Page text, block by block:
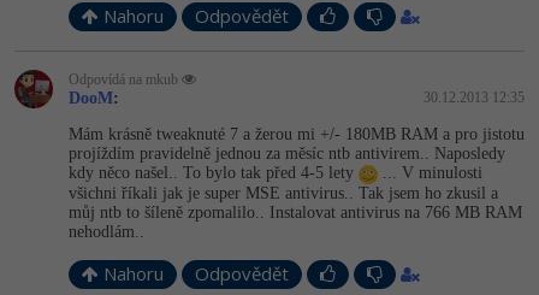
Nahoru Odpovědět
Odpovídá na mkub
DooM: 30.12.2013 12:35
Mám krásně tweaknuté 7 a žerou mi +/- 180MB RAM a pro jistotu
projíždím pravidelně jednou za měsíc ntb antivirem.. Naposledy
kdy něco našel.. To bylo tak před 4-5 lety
... V minulosti
všichni říkali jak je super MSE antivirus.. Tak jsem ho zkusil a
můj ntb to šíleně zpomalilo.. Instalovat antivirus na 766 MB RAM
nehodlám..
Nahoru Odpovědět